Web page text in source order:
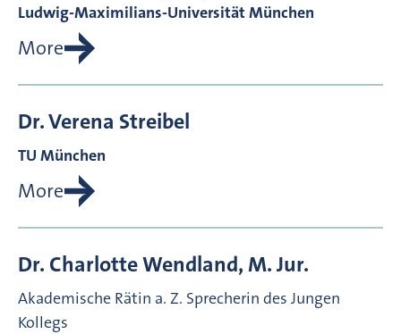
Ludwig-Maximilians-Universität München
More
Dr.Verena Streibel
TU München
More
Dr. CharlotteWendland, M. Jur.
Akademische Rätin a. Z. Sprecherin des Jungen
Kollegs